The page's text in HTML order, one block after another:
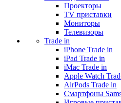
Проекторы
TV приставки
Мониторы
Телевизоры
Trade in
iPhone Trade in
iPad Trade in
iMac Trade in
Apple Watch
AirPods Trade in
Смартфоны